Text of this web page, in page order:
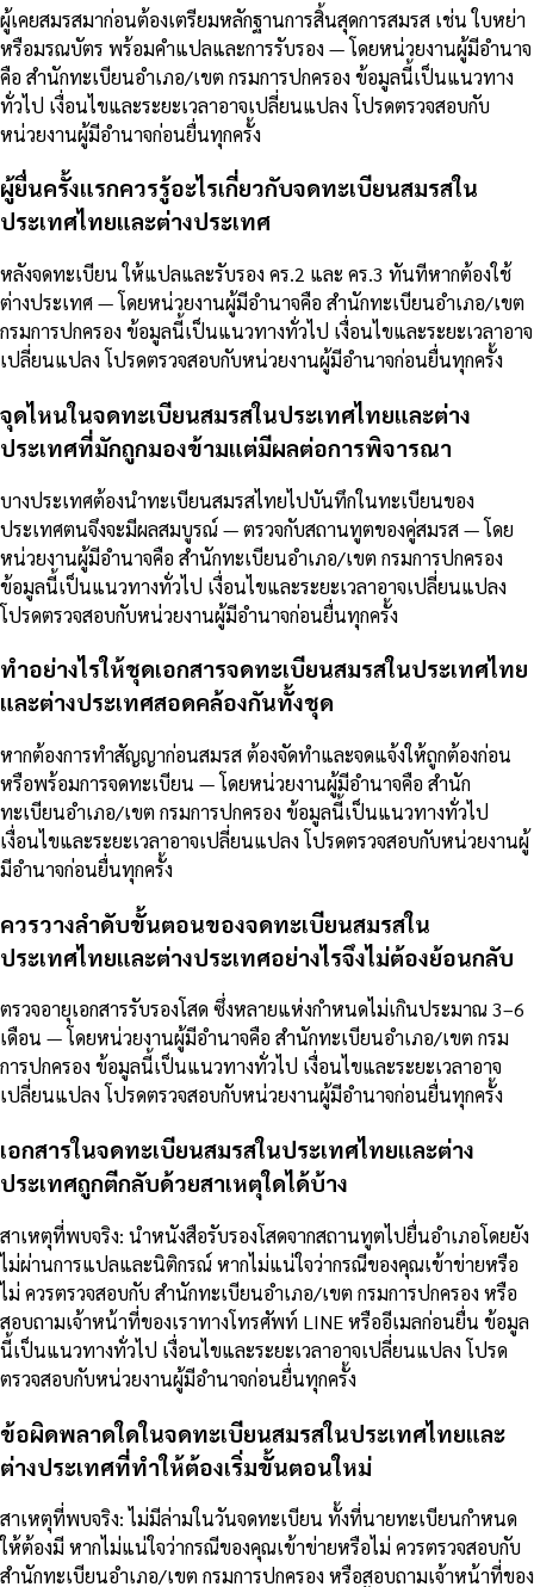
ผู้เคยสมรสมาก่อนต้องเตรียมหลักฐานการสิ้นสุดการสมรส เช่น ใบหย่า
หรือมรณบัตร พร้อมคำแปลและการรับรอง — โดยหน่วยงานผู้มีอำนาจ
คือ สำนักทะเบียนอำเภอ/เขต กรมการปกครอง ข้อมูลนี้เป็นแนวทาง
ทั่วไป เงื่อนไขและระยะเวลาอาจเปลี่ยนแปลง โปรดตรวจสอบกับ
หน่วยงานผู้มีอำนาจก่อนยื่นทุกครั้ง
ผู้ยื่นครั้งแรกควรรู้อะไรเกี่ยวกับจดทะเบียนสมรสใน
ประเทศไทยและต่างประเทศ
หลังจดทะเบียน ให้แปลและรับรอง คร.2 และ คร.3 ทันทีหากต้องใช้
ต่างประเทศ — โดยหน่วยงานผู้มีอำนาจคือ สำนักทะเบียนอำเภอ/เขต
กรมการปกครอง ข้อมูลนี้เป็นแนวทางทั่วไป เงื่อนไขและระยะเวลาอาจ
เปลี่ยนแปลง โปรดตรวจสอบกับหน่วยงานผู้มีอำนาจก่อนยื่นทุกครั้ง
จุดไหนในจดทะเบียนสมรสในประเทศไทยและต่าง
ประเทศที่มักถูกมองข้ามแต่มีผลต่อการพิจารณา
บางประเทศต้องนำทะเบียนสมรสไทยไปบันทึกในทะเบียนของ
ประเทศตนจึงจะมีผลสมบูรณ์ — ตรวจกับสถานทูตของคู่สมรส — โดย
หน่วยงานผู้มีอำนาจคือ สำนักทะเบียนอำเภอ/เขต กรมการปกครอง
ข้อมูลนี้เป็นแนวทางทั่วไป เงื่อนไขและระยะเวลาอาจเปลี่ยนแปลง
โปรดตรวจสอบกับหน่วยงานผู้มีอำนาจก่อนยื่นทุกครั้ง
ทำอย่างไรให้ชุดเอกสารจดทะเบียนสมรสในประเทศไทย
และต่างประเทศสอดคล้องกันทั้งชุด
หากต้องการทำสัญญาก่อนสมรส ต้องจัดทำและจดแจ้งให้ถูกต้องก่อน
หรือพร้อมการจดทะเบียน — โดยหน่วยงานผู้มีอำนาจคือ สำนัก
ทะเบียนอำเภอ/เขต กรมการปกครอง ข้อมูลนี้เป็นแนวทางทั่วไป
เงื่อนไขและระยะเวลาอาจเปลี่ยนแปลง โปรดตรวจสอบกับหน่วยงานผู้
มีอำนาจก่อนยื่นทุกครั้ง
ควรวางลำดับขั้นตอนของจดทะเบียนสมรสใน
ประเทศไทยและต่างประเทศอย่างไรจึงไม่ต้องย้อนกลับ
ตรวจอายุเอกสารรับรองโสด ซึ่งหลายแห่งกำหนดไม่เกินประมาณ 3–6
เดือน — โดยหน่วยงานผู้มีอำนาจคือ สำนักทะเบียนอำเภอ/เขต กรม
การปกครอง ข้อมูลนี้เป็นแนวทางทั่วไป เงื่อนไขและระยะเวลาอาจ
เปลี่ยนแปลง โปรดตรวจสอบกับหน่วยงานผู้มีอำนาจก่อนยื่นทุกครั้ง
เอกสารในจดทะเบียนสมรสในประเทศไทยและต่าง
ประเทศถูกตีกลับด้วยสาเหตุใดได้บ้าง
สาเหตุที่พบจริง: นำหนังสือรับรองโสดจากสถานทูตไปยื่นอำเภอโดยยัง
ไม่ผ่านการแปลและนิติกรณ์ หากไม่แน่ใจว่ากรณีของคุณเข้าข่ายหรือ
ไม่ ควรตรวจสอบกับ สำนักทะเบียนอำเภอ/เขต กรมการปกครอง หรือ
สอบถามเจ้าหน้าที่ของเราทางโทรศัพท์ LINE หรืออีเมลก่อนยื่น ข้อมูล
นี้เป็นแนวทางทั่วไป เงื่อนไขและระยะเวลาอาจเปลี่ยนแปลง โปรด
ตรวจสอบกับหน่วยงานผู้มีอำนาจก่อนยื่นทุกครั้ง
ข้อผิดพลาดใดในจดทะเบียนสมรสในประเทศไทยและ
ต่างประเทศที่ทำให้ต้องเริ่มขั้นตอนใหม่
สาเหตุที่พบจริง: ไม่มีล่ามในวันจดทะเบียน ทั้งที่นายทะเบียนกำหนด
ให้ต้องมี หากไม่แน่ใจว่ากรณีของคุณเข้าข่ายหรือไม่ ควรตรวจสอบกับ
สำนักทะเบียนอำเภอ/เขต กรมการปกครอง หรือสอบถามเจ้าหน้าที่ของ